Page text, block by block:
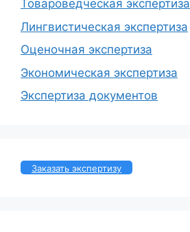
Товароведческая экспертиза
Лингвистическая экспертиза
Оценочная экспертиза
Экономическая экспертиза
Экспертиза документов
Заказать экспертизу